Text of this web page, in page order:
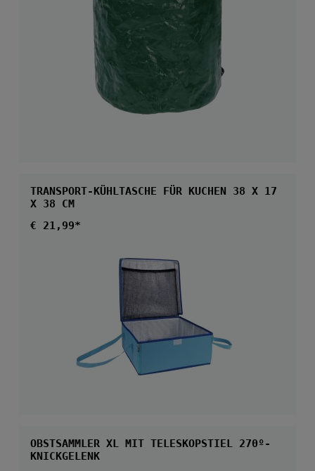
TRANSPORT-KÜHLTASCHE FÜR KUCHEN 38 X 17
X 38 CM
Regulärer Preis:
€ 21,99*
OBSTSAMMLER XL MIT TELESKOPSTIEL 270º-
KNICKGELENK